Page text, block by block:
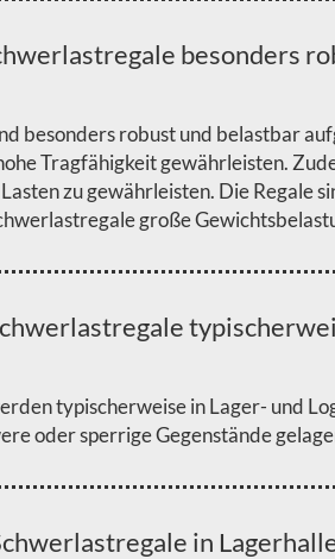
besonders
besonders robust und belastbar
Tragfähigkeit gewährleisten.
zu gewährleisten. Die Regale
große
typischerweise in Lager- und
oder sperrige Gegenstände
in